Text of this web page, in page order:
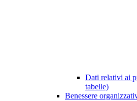
Dati relativi ai
tabelle)
Benessere